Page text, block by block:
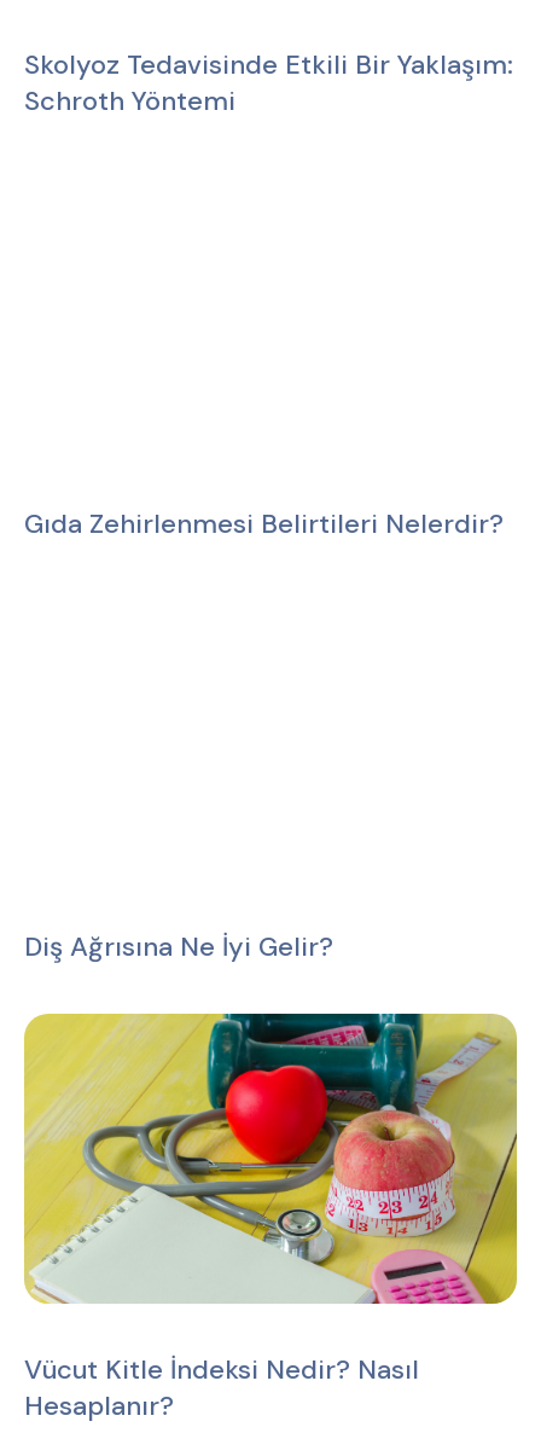
Skolyoz Tedavisinde Etkili Bir Yaklaşım:
Schroth Yöntemi
Gıda Zehirlenmesi Belirtileri Nelerdir?
Diş Ağrısına Ne İyi Gelir?
Vücut Kitle İndeksi Nedir? Nasıl
Hesaplanır?